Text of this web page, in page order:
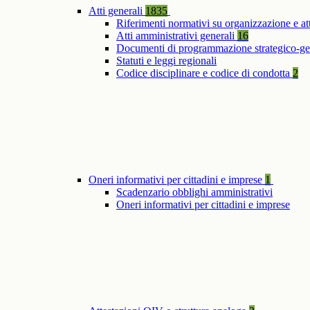
Atti generali 1835
Riferimenti normativi su organizzazione e
Atti amministrativi generali 16
Documenti di programmazione strategico-
Statuti e leggi regionali
Codice disciplinare e codice di condotta 2
Oneri informativi per cittadini e imprese 1
Scadenzario obblighi amministrativi
Oneri informativi per cittadini e imprese